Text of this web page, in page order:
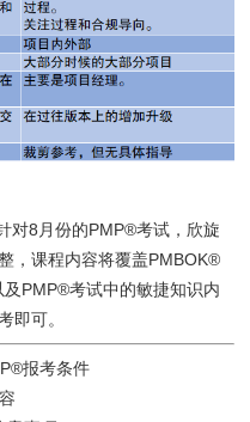
对8月份的PMP®考试，欣旋
，课程内容将覆盖PMBOK®
PMP®考试中的敏捷知识内
即可。
报考条件